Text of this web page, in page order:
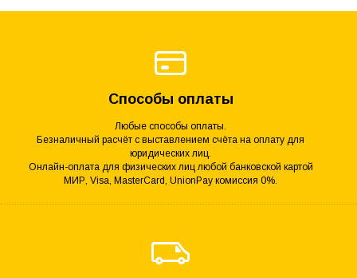
Способы оплаты
Любые способы оплаты.
Безналичный расчёт с выставлением счёта на оплату для
юридических лиц.
Онлайн-оплата для физических лиц любой банковской картой
МИР, Visa, MasterCard, UnionPay комиссия 0%.